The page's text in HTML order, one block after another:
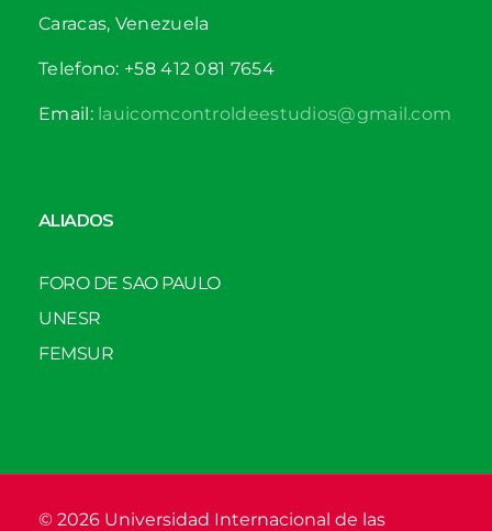
Caracas, Venezuela
Telefono: +58 412 081 7654
Email:lauicomcontroldeestudios@gmail.com
ALIADOS
FORO DE SAO PAULO
UNESR
FEMSUR
© 2026 Universidad Internacional de las